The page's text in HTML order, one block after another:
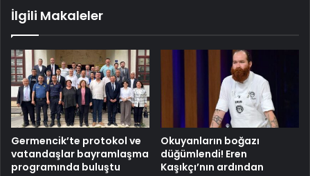
İlgili Makaleler
Germencik’te protokol ve
vatandaşlar bayramlaşma
programında buluştu
Okuyanların boğazı
düğümlendi! Eren
Kaşıkçı’nın ardından